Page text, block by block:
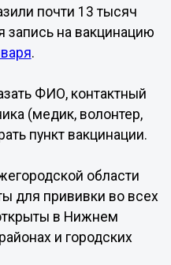
почти 13 тысяч
запись на вакцинацию
.
ФИО, контактный
(медик, волонтер,
пункт вакцинации.
области
для прививки во всех
в Нижнем
и городских